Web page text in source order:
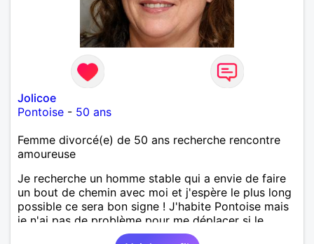
Jolicoe
Pontoise - 50 ans
Femme divorcé(e) de 50 ans recherche rencontre
amoureuse
Je recherche un homme stable qui a envie de faire
un bout de chemin avec moi et j'espère le plus long
possible ce sera bon signe ! J'habite Pontoise mais
je n'ai pas de problème pour me déplacer si le
courant passe bien.